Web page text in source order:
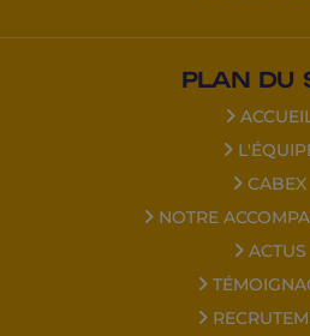
PLAN DU
CABEX
NOTRE
ACTUS